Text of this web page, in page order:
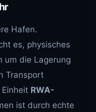
Hafen.
es, physisches
um die Lagerung
Transport
RWA-
ist durch echte